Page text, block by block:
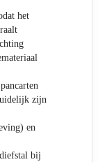
het
zijn
en
bij